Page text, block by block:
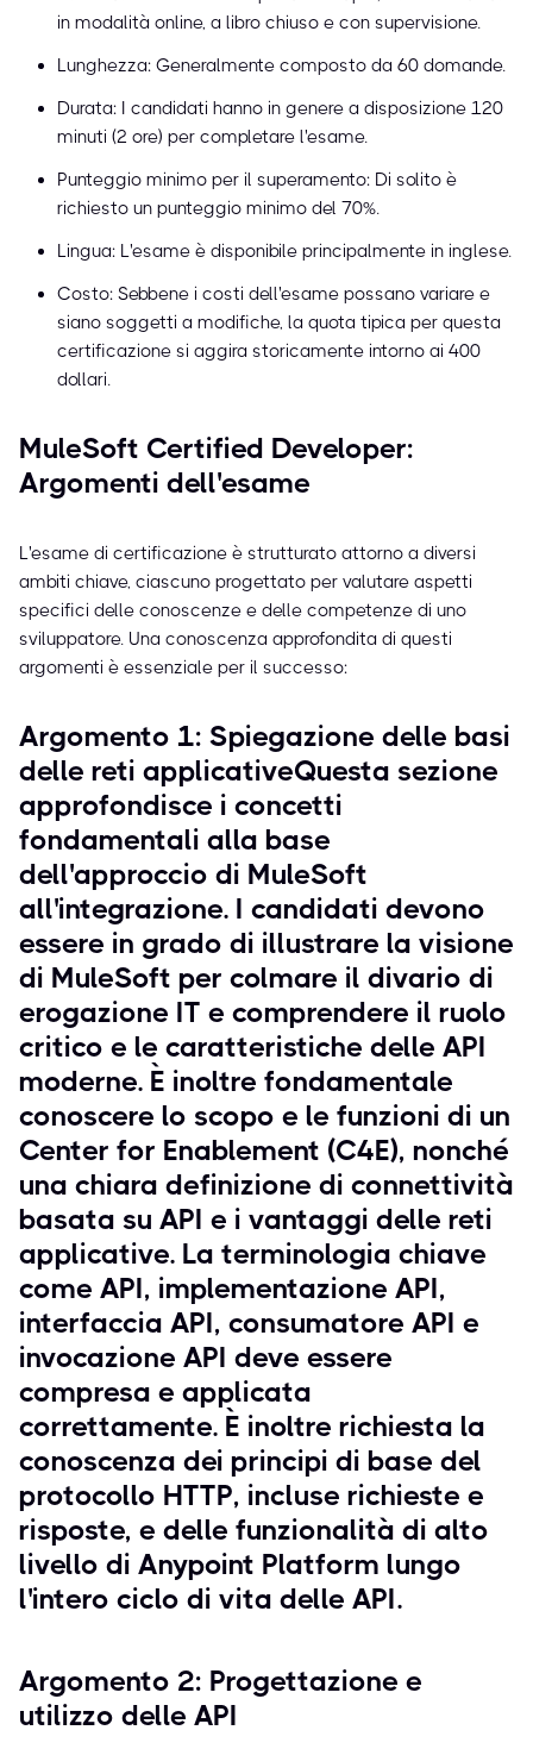
in modalità online, a libro chiuso e con supervisione.
Lunghezza: Generalmente composto da 60 domande.
Durata: I candidati hanno in genere a disposizione 120
minuti (2 ore) per completare l'esame.
Punteggio minimo per il superamento: Di solito è
richiesto un punteggio minimo del 70%.
Lingua: L'esame è disponibile principalmente in inglese.
Costo: Sebbene i costi dell'esame possano variare e
siano soggetti a modifiche, la quota tipica per questa
certificazione si aggira storicamente intorno ai 400
dollari.
MuleSoft Certified Developer:
Argomenti dell'esame
L'esame di certificazione è strutturato attorno a diversi
ambiti chiave, ciascuno progettato per valutare aspetti
specifici delle conoscenze e delle competenze di uno
sviluppatore. Una conoscenza approfondita di questi
argomenti è essenziale per il successo:
Argomento 1: Spiegazione delle basi
delle reti applicativeQuesta sezione
approfondisce i concetti
fondamentali alla base
dell'approccio di MuleSoft
all'integrazione. I candidati devono
essere in grado di illustrare la visione
di MuleSoft per colmare il divario di
erogazione IT e comprendere il ruolo
critico e le caratteristiche delle API
moderne. È inoltre fondamentale
conoscere lo scopo e le funzioni di un
Center for Enablement (C4E), nonché
una chiara definizione di connettività
basata su API e i vantaggi delle reti
applicative. La terminologia chiave
come API, implementazione API,
interfaccia API, consumatore API e
invocazione API deve essere
compresa e applicata
correttamente. È inoltre richiesta la
conoscenza dei principi di base del
protocollo HTTP, incluse richieste e
risposte, e delle funzionalità di alto
livello di Anypoint Platform lungo
l'intero ciclo di vita delle API.
Argomento 2: Progettazione e
utilizzo delle API